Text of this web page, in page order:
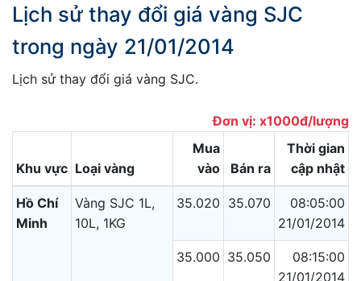
Lịch sử thay đổi giá vàng SJC
trong ngày 21/01/2014
Lịch sử thay đổi giá vàng SJC.
Đơn vị: x1000đ/lượng
Khu vực Loại vàng
Mua
vào
Bán ra
Thời gian
cập nhật
Hồ Chí
Minh
Vàng SJC 1L,
10L, 1KG
35.020 35.070
08:05:00
21/01/2014
35.000 35.050
08:15:00
21/01/2014